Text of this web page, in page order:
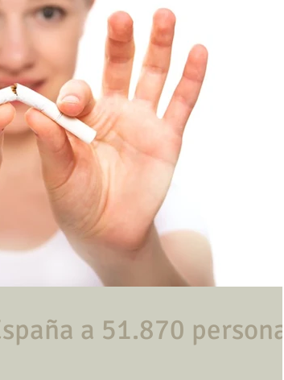
a 51.870 personas